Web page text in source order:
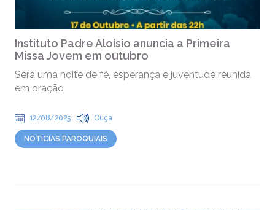
Instituto Padre Aloísio anuncia a Primeira
Missa Jovem em outubro
Será uma noite de fé, esperança e juventude reunida
em oração
12/08/2025 Ouça
NOTÍCIAS PAROQUIAIS